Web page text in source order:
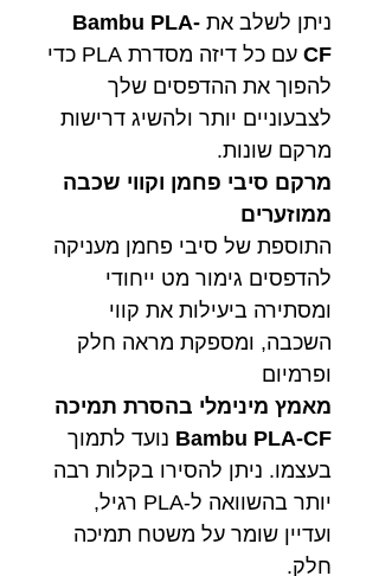
ניתן לשלב את Bambu PLA-
CF
עם כל דיזה מסדרת PLA כדי
להפוך את ההדפסים שלך
לצבעוניים יותר ולהשיג דרישות
מרקם שונות.
מרקם סיבי פחמן וקווי שכבה
ממוזערים
התוספת של סיבי פחמן מעניקה
להדפסים גימור מט ייחודי
ומסתירה ביעילות את קווי
השכבה, ומספקת מראה חלק
ופרמיום
מאמץ מינימלי בהסרת תמיכה
Bambu PLA-CF נועד לתמוך
בעצמו. ניתן להסירו בקלות רבה
יותר בהשוואה ל-PLA רגיל,
ועדיין שומר על משטח תמיכה
חלק.